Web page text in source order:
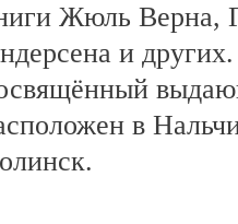
Жюль Верна,
и
в